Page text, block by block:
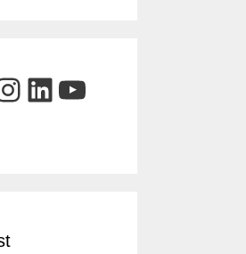
LinkedIn
YouTube